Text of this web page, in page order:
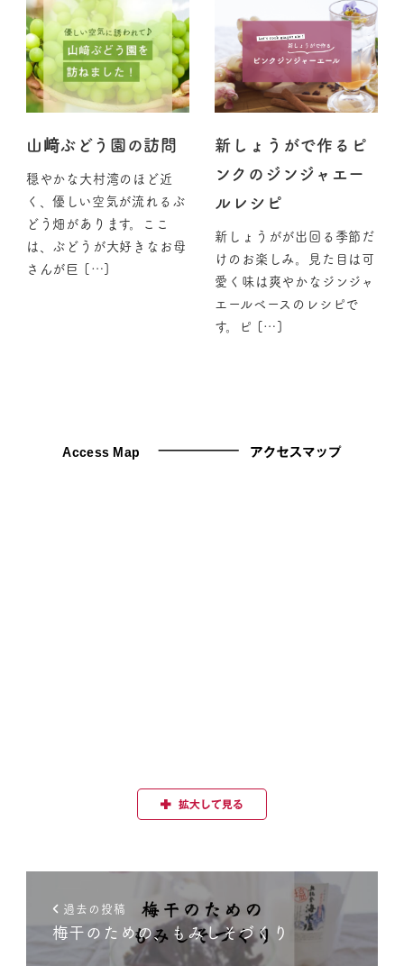
山﨑ぶどう園の訪問
穏やかな大村湾のほど近
く、優しい空気が流れるぶ
どう畑があります。ここ
は、ぶどうが大好きなお母
さんが巨 […]
新しょうがで作るピ
ンクのジンジャエー
ルレシピ
新しょうがが出回る季節だ
けのお楽しみ。見た目は可
愛く味は爽やかなジンジャ
エールベースのレシピで
す。ピ […]
過去の投稿
梅干のための、もみしそづくり